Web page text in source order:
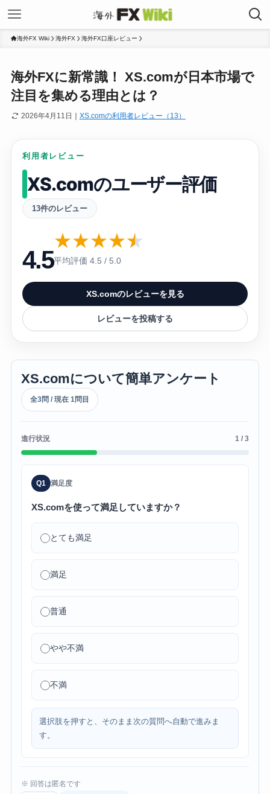
海外FX Wiki 海外FX 海外FX口座レビュー
海外FXに新常識！ XS.comが日本市場で
注目を集める理由とは？
2026年4月11日 XS.comの利用者レビュー（13）
利用者レビュー
XS.comのユーザー評価
13件のレビュー
4.5
★★★★★
平均評価 4.5 / 5.0
XS.comのレビューを見る
レビューを投稿する
XS.comについて簡単アンケート
全3問 / 現在 1問目
進行状況 1 / 3
Q1 満足度
XS.comを使って満足していますか？
とても満足
満足
普通
やや不満
不満
選択肢を押すと、そのまま次の質問へ自動で進みま
す。
※ 回答は匿名です